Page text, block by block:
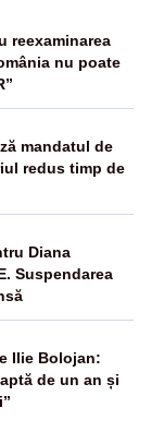
reexaminarea
nu poate
mandatul de
redus timp de
Diana
Suspendarea
Ilie Bolojan:
de un an și